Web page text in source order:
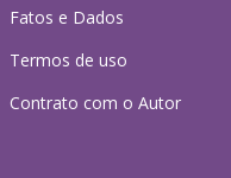
Fatos e Dados
Termos de uso
Contrato com o Autor